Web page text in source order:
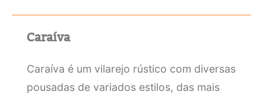
Caraíva
Caraíva é um vilarejo rústico com diversas
pousadas de variados estilos, das mais